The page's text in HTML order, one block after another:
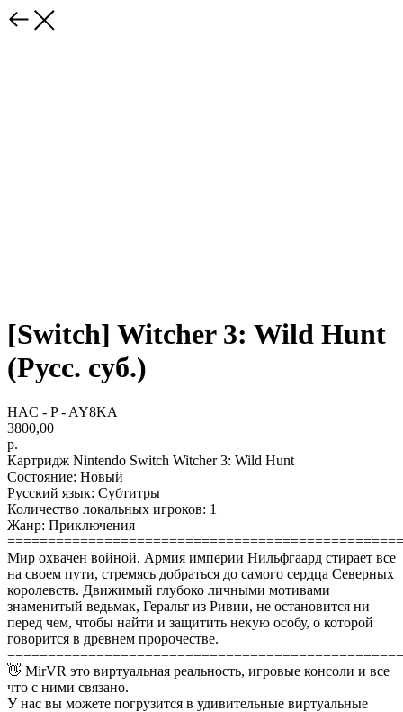
[Switch] Witcher 3: Wild Hunt
(Русс. суб.)
HAC - P - AY8KA
3800,00
р.
Картридж Nintendo Switch Witcher 3: Wild Hunt
Состояние: Новый
Русский язык: Субтитры
Количество локальных игроков: 1
Жанр: Приключения
Мир охвачен войной. Армия империи Нильфгаард стирает все
на своем пути, стремясь добраться до самого сердца Северных
королевств. Движимый глубоко личными мотивами
знаменитый ведьмак, Геральт из Ривии, не остановится ни
перед чем, чтобы найти и защитить некую особу, о которой
говорится в древнем пророчестве.
👋 MirVR это виртуальная реальность, игровые консоли и все
что с ними связано.
У нас вы можете погрузится в удивительные виртуальные